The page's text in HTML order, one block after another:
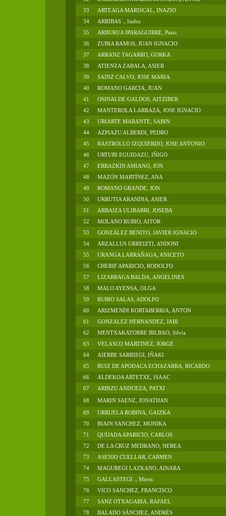
33
ARTEAGA MARISCAL, INAZIO
34
ARRIBAS ., Isidro
35
ARBURUA IPARAGUIRRE, Patxi
36
ZUBIA RAMOS, JUAN IGNACIO
37
ARRANZ TAGARRO, GORKA
38
ATIENZA ZABALA, ASIER
39
SAINZ CALVO, JOSE MARIA
40
ROMANO GARCIA, JUAN
41
OSINALDE GALDOS, AITZIBER
42
MANTEROLA LARRAZA, JOSE IGNACIO
43
URIARTE MARANTE, SABIN
44
AZPIAZU ALBERDI, PEDRO
45
RASTROLLO IZQUIERDO, JOSE ANTONIO
46
URTUBI EGUIDAZU, IÑIGO
47
ERRAZKIN AMIANO, JON
48
MAZÓN MARTÍNEZ, ANA
49
ROMANO GRANDE, JON
50
URRUTIA ARANDIA, ASIER
51
ARBAIZA ULIBARRI, JOSEBA
52
MOLANO RUBIO, AITOR
53
GONZÁLEZ BENITO, JAVIER IGNACIO
54
ARZALLUS URREIZTI, ANDONI
55
URANGA LARRAÑAGA, ANICETO
56
CHERIF APARICIO, RODOLFO
57
LIZARRAGA BALDA, ANGELINES
58
MALO AYENSA, OLGA
59
RUBIO SALAS, ADOLFO
60
ARIZMENDI KORTABERRIA, ANTON
61
GONZALEZ HERNANDEZ, JABI
62
MENTXAKATORRE BILBAO, Silvia
63
VELASCO MARTINEZ, JORGE
64
AIERBE SARRIEGI, IÑAKI
65
RUIZ DE APODACA ECHAZARRA, RICARDO
66
ALDEKOA ARTETXE, ISAAC
67
ARBIZU ANDUEZA, PATXI
68
MARIN SAENZ, JONATHAN
69
URRUELA ROBINA, GAIZKA
70
BIAIN SANCHEZ, MONIKA
71
QUIJADA APARICIO, CARLOS
72
DE LA CRUZ MEDRANO, NEREA
73
ASENJO CUELLAR, CARMEN
74
MAGUREGI LAZKANO, AINARA
75
GALLASTEGI ., Miren
76
VICO SANCHEZ, FRANCISCO
77
SANZ OTXAGABIA, RAFAEL
78
BALADO SÁNCHEZ, ANDRÉS